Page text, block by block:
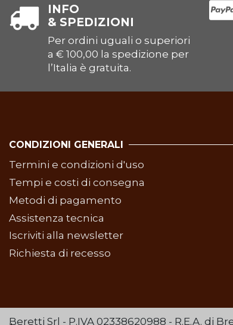
INFO
& SPEDIZIONI
Per ordini uguali o superiori
a € 100,00 la spedizione per
l’Italia è gratuita.
CONDIZIONI GENERALI
Termini e condizioni d'uso
Tempi e costi di consegna
Metodi di pagamento
Assistenza tecnica
Iscriviti alla newsletter
Richiesta di recesso
Beretti Srl - P.IVA 02338620988 - R.E.A. di